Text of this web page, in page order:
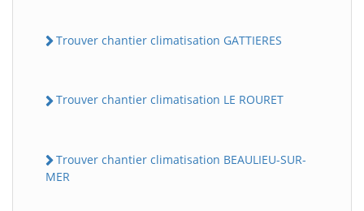
Trouver chantier climatisation GATTIERES
Trouver chantier climatisation LE ROURET
Trouver chantier climatisation BEAULIEU-SUR-
MER